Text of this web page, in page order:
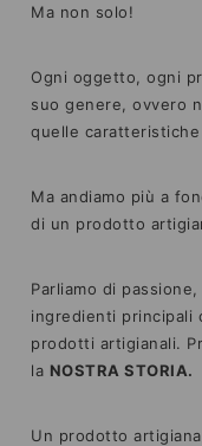
Ma non solo!
Ogni oggetto, ogni
suo genere, ovvero
quelle
Ma andiamo più a
di un prodotto
Parliamo di
ingredienti principali
prodotti artigianali.
la NOSTRA STORIA.
Un prodotto